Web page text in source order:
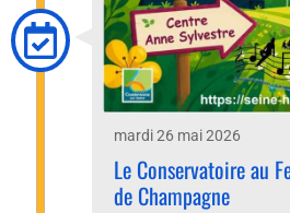
mardi 26 mai 2026
Le Conservatoire au
de Champagne